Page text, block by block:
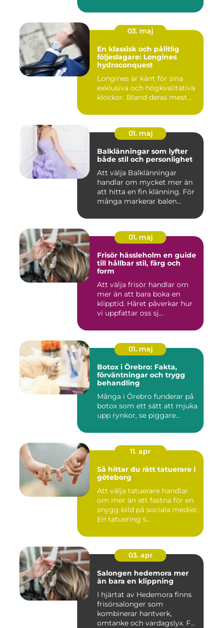
03. maj
En klassisk och pålitlig
följeslagare: Longines
hydroconquest
Longines är känt för sina
exklusiva och högkvalitativa
klockor. Bland deras mest...
01. maj
Balklänningar som lyfter
både stil och personlighet
Att välja Balklänningar
handlar om mycket mer än
att hitta en fin klänning. För
många markerar balen...
01. maj
Frisör hässleholm en guide
till hållbar stil, färg och
form
Att välja frisör handlar om
mer än att bara boka en
klipptid. Håret påverkar hur
vi uppfattar oss sj...
01. maj
Botox i Örebro: Fakta,
förväntningar och trygg
behandling
Många i Örebro funderar på
botox som ett sätt att mjuka
upp rynkor, se piggare...
11. apr
Så hittar du rätt tatuerare i
göteborg
Att välja tatuerare handlar
om mer än att fastna för en
snygg bild på sociala medier.
En tatuering s...
03. apr
Salongen hedemora mer
än bara en klippning
I hjärtat av Hedemora finns
frisörsalonger som
kombinerar hantverk,
omtanke och vardagslyx. För